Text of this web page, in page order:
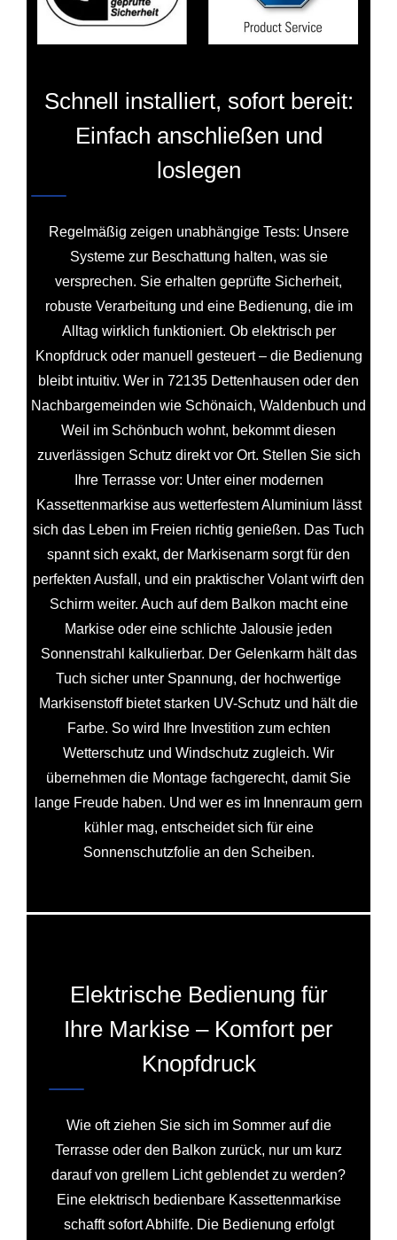
Schnell installiert, sofort bereit:
Einfach anschließen und
loslegen
Regelmäßig zeigen unabhängige Tests: Unsere
Systeme zur Beschattung halten, was sie
versprechen. Sie erhalten geprüfte Sicherheit,
robuste Verarbeitung und eine Bedienung, die im
Alltag wirklich funktioniert. Ob elektrisch per
Knopfdruck oder manuell gesteuert – die Bedienung
bleibt intuitiv. Wer in 72135 Dettenhausen oder den
Nachbargemeinden wie Schönaich, Waldenbuch und
Weil im Schönbuch wohnt, bekommt diesen
zuverlässigen Schutz direkt vor Ort. Stellen Sie sich
Ihre Terrasse vor: Unter einer modernen
Kassettenmarkise aus wetterfestem Aluminium lässt
sich das Leben im Freien richtig genießen. Das Tuch
spannt sich exakt, der Markisenarm sorgt für den
perfekten Ausfall, und ein praktischer Volant wirft den
Schirm weiter. Auch auf dem Balkon macht eine
Markise oder eine schlichte Jalousie jeden
Sonnenstrahl kalkulierbar. Der Gelenkarm hält das
Tuch sicher unter Spannung, der hochwertige
Markisenstoff bietet starken UV-Schutz und hält die
Farbe. So wird Ihre Investition zum echten
Wetterschutz und Windschutz zugleich. Wir
übernehmen die Montage fachgerecht, damit Sie
lange Freude haben. Und wer es im Innenraum gern
kühler mag, entscheidet sich für eine
Sonnenschutzfolie an den Scheiben.
Elektrische Bedienung für
Ihre Markise – Komfort per
Knopfdruck
Wie oft ziehen Sie sich im Sommer auf die
Terrasse oder den Balkon zurück, nur um kurz
darauf von grellem Licht geblendet zu werden?
Eine elektrisch bedienbare Kassettenmarkise
schafft sofort Abhilfe. Die Bedienung erfolgt